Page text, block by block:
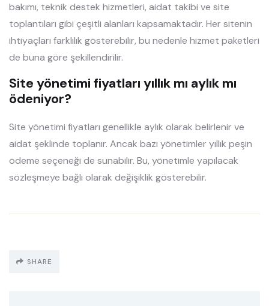
bakımı, teknik destek hizmetleri, aidat takibi ve site
toplantıları gibi çeşitli alanları kapsamaktadır. Her sitenin
ihtiyaçları farklılık gösterebilir, bu nedenle hizmet paketleri
de buna göre şekillendirilir.
Site yönetimi fiyatları yıllık mı aylık mı
ödeniyor?
Site yönetimi fiyatları genellikle aylık olarak belirlenir ve
aidat şeklinde toplanır. Ancak bazı yönetimler yıllık peşin
ödeme seçeneği de sunabilir. Bu, yönetimle yapılacak
sözleşmeye bağlı olarak değişiklik gösterebilir.
SHARE